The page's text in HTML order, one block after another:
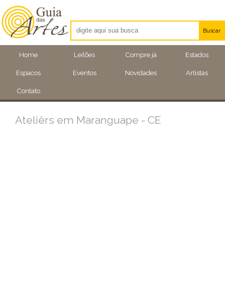
Home Leilões Compre já Estados
Espacos Eventos Novidades Artistas
Contato
Buscar
Artistas
Eventos
Ateliêrs em Maranguape - CE